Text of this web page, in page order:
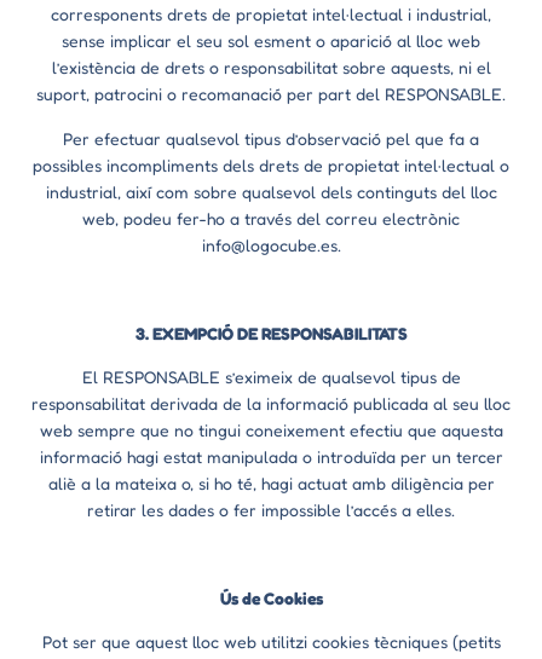
corresponents drets de propietat intel·lectual i industrial,
sense implicar el seu sol esment o aparició al lloc web
l’existència de drets o responsabilitat sobre aquests, ni el
suport, patrocini o recomanació per part del RESPONSABLE.
Per efectuar qualsevol tipus d’observació pel que fa a
possibles incompliments dels drets de propietat intel·lectual o
industrial, així com sobre qualsevol dels continguts del lloc
web, podeu fer-ho a través del correu electrònic
info@logocube.es.
3. EXEMPCIÓ DE RESPONSABILITATS
El RESPONSABLE s’eximeix de qualsevol tipus de
responsabilitat derivada de la informació publicada al seu lloc
web sempre que no tingui coneixement efectiu que aquesta
informació hagi estat manipulada o introduïda per un tercer
aliè a la mateixa o, si ho té, hagi actuat amb diligència per
retirar les dades o fer impossible l’accés a elles.
Ús de Cookies
Pot ser que aquest lloc web utilitzi cookies tècniques (petits